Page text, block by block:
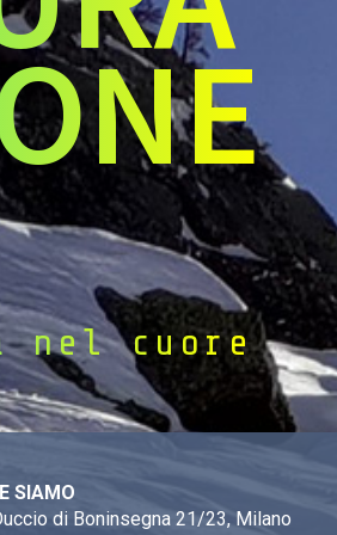
nel cuore
SIAMO
di Boninsegna 21/23, Milano